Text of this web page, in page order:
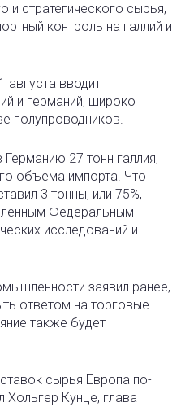
и стратегического сырья,
контроль на галлий и
августа вводит
и германий, широко
полупроводников.
27 тонн галлия,
объема импорта. Что
3 тонны, или 75%,
Федеральным
исследований и
заявил ранее,
ответом на торговые
также будет
сырья Европа по-
Хольгер Кунце, глава